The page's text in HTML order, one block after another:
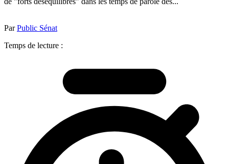
ParPublic Sénat
Temps de lecture :